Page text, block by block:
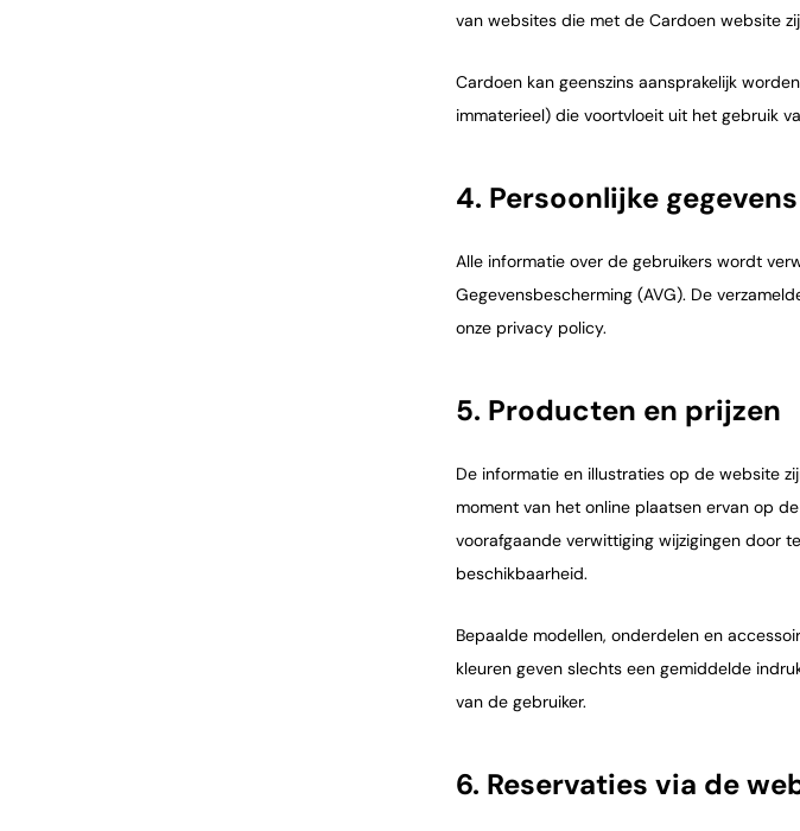
van websites die met de Cardoen website
Cardoen kan geenszins aansprakelijk
immaterieel) die voortvloeit uit het gebruik
4. Persoonlijke gegevens
Alle informatie over de gebruikers wordt
Gegevensbescherming (AVG). De
onze privacy policy.
5. Producten en prijzen
De informatie en illustraties op de website
moment van het online plaatsen ervan op
voorafgaande verwittiging wijzigingen door
beschikbaarheid.
Bepaalde modellen, onderdelen en
kleuren geven slechts een gemiddelde
van de gebruiker.
6. Reservaties via de